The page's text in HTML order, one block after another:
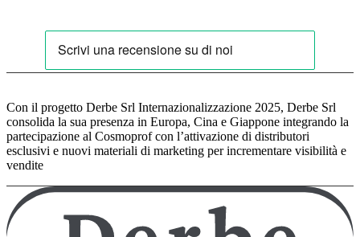
Con il progetto Derbe Srl Internazionalizzazione 2025, Derbe Srl
consolida la sua presenza in Europa, Cina e Giappone integrando la
partecipazione al Cosmoprof con l’attivazione di distributori
esclusivi e nuovi materiali di marketing per incrementare visibilità e
vendite